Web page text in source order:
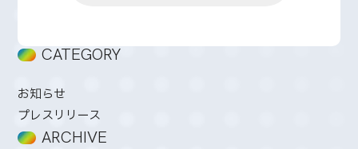
CATEGORY
お知らせ
プレスリリース
ARCHIVE